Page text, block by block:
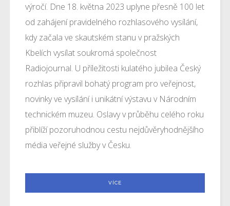
výročí. Dne 18. května 2023 uplyne přesně 100 let
od zahájení pravidelného rozhlasového vysílání,
kdy začala ve skautském stanu v pražských
Kbelích vysílat soukromá společnost
Radiojournal. U příležitosti kulatého jubilea Český
rozhlas připravil bohatý program pro veřejnost,
novinky ve vysílání i unikátní výstavu v Národním
technickém muzeu. Oslavy v průběhu celého roku
přiblíží pozoruhodnou cestu nejdůvěryhodnějšího
média veřejné služby v Česku.
VÍCE